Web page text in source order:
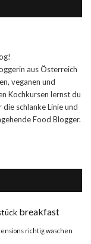
aus Österreich
veganen und
Kochkursen lernst du
schlanke Linie und
Food Blogger.
breakfast
richtig waschen